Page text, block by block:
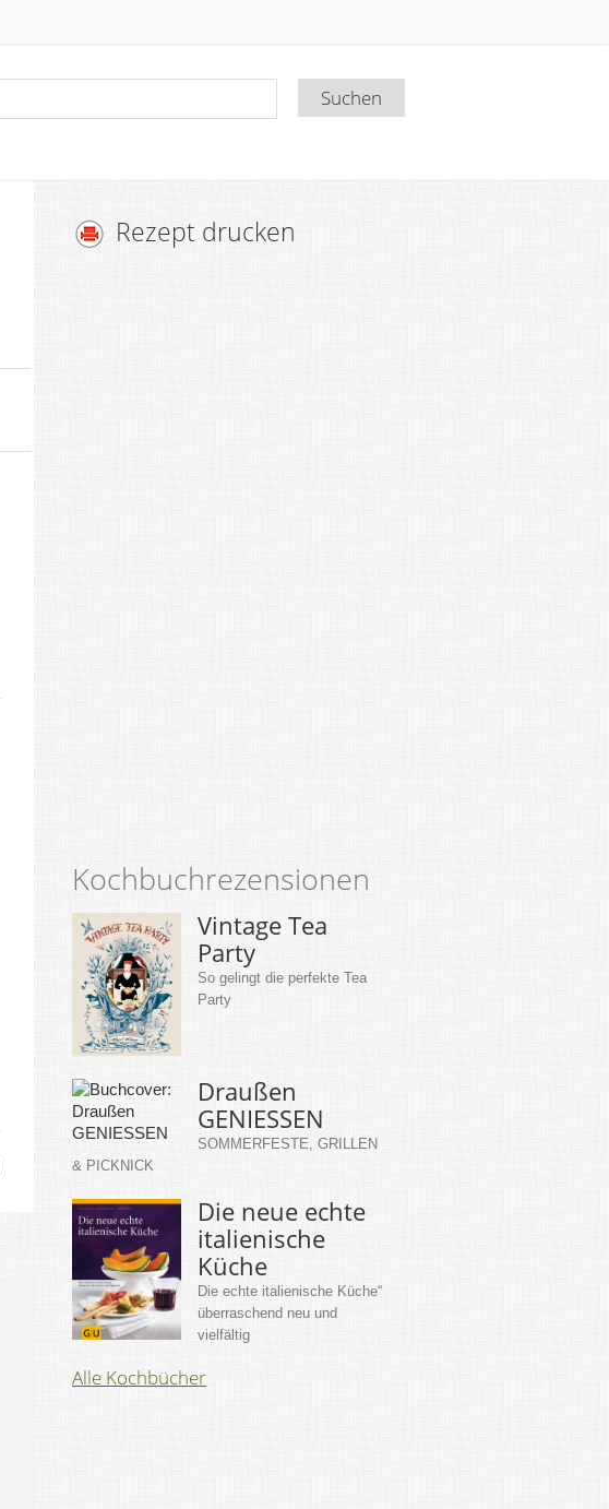
Rezept drucken
Kochbuchrezensionen
Vintage Tea
Party
So gelingt die perfekte Tea
Party
Draußen
GENIESSEN
SOMMERFESTE, GRILLEN
& PICKNICK
Die neue echte
italienische
Küche
Die echte italienische Küche“
überraschend neu und
vielfältig
Alle Kochbücher